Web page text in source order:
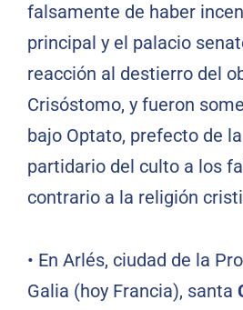
falsamente de haber
principal y el palacio
reacción al destierro del
Crisóstomo, y fueron
bajo Optato, prefecto de
partidario del culto a los
contrario a la religión
• En Arlés, ciudad de la
Galia (hoy Francia), santa